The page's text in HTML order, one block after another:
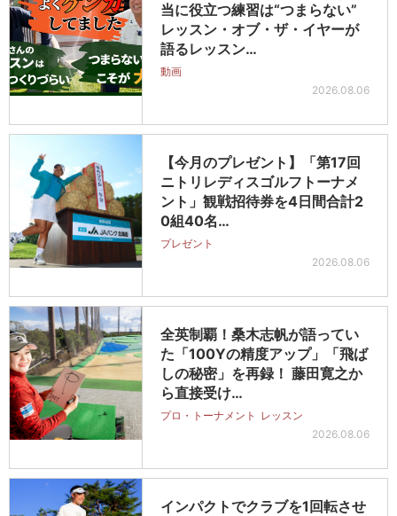
当に役立つ練習は“つまらない”
レッスン・オブ・ザ・イヤーが
語るレッスン…
動画
2026.08.06
【今月のプレゼント】「第17回
ニトリレディスゴルフトーナメ
ント」観戦招待券を4日間合計2
0組40名…
プレゼント
2026.08.06
全英制覇！桑木志帆が語ってい
た「100Yの精度アップ」「飛ば
しの秘密」を再録！ 藤田寛之か
ら直接受け…
プロ・トーナメント レッスン
2026.08.06
インパクトでクラブを1回転させ